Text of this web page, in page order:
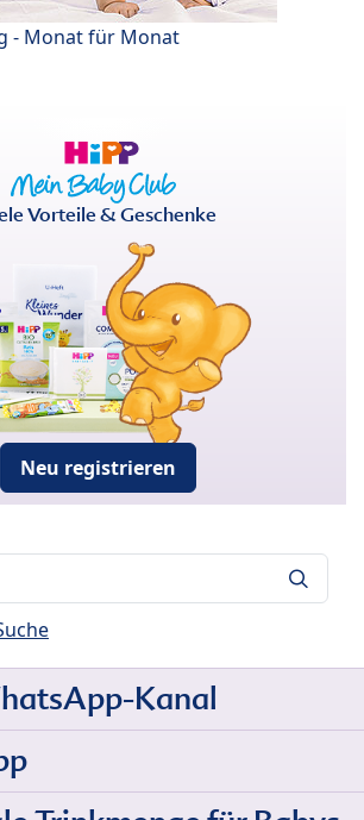
- Monat für Monat
Vorteile & Geschenke
Neu registrieren
Kanal